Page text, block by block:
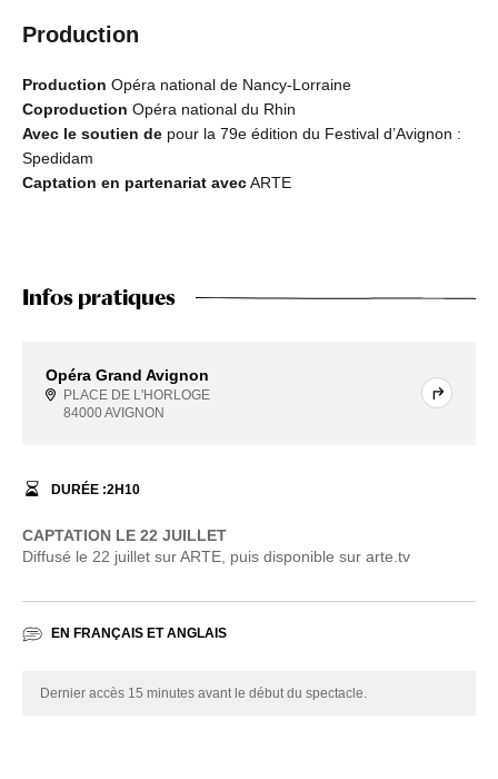
Production
Production Opéra national de Nancy-Lorraine
Coproduction Opéra national du Rhin
Avec le soutien de pour la 79e édition du Festival d’Avignon :
Spedidam
Captation en partenariat avecARTE
Infos pratiques
Opéra Grand Avignon
PLACE DE L'HORLOGE
84000 AVIGNON
DURÉE :2H10
CAPTATION LE 22 JUILLET
Diffusé le 22 juillet sur ARTE, puis disponible sur arte.tv
EN FRANÇAIS ET ANGLAIS
Dernier accès 15 minutes avant le début du spectacle.